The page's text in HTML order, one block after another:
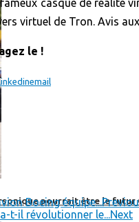
pourrait être le futur
casque de réalité
virtuel de Tron. Avis
le !
email
Boeing équipe...
t-il révolutionner le...Next